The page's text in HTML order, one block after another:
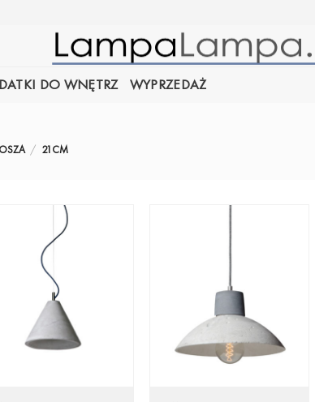
DO WNĘTRZ WYPRZEDAŻ
/ 21CM